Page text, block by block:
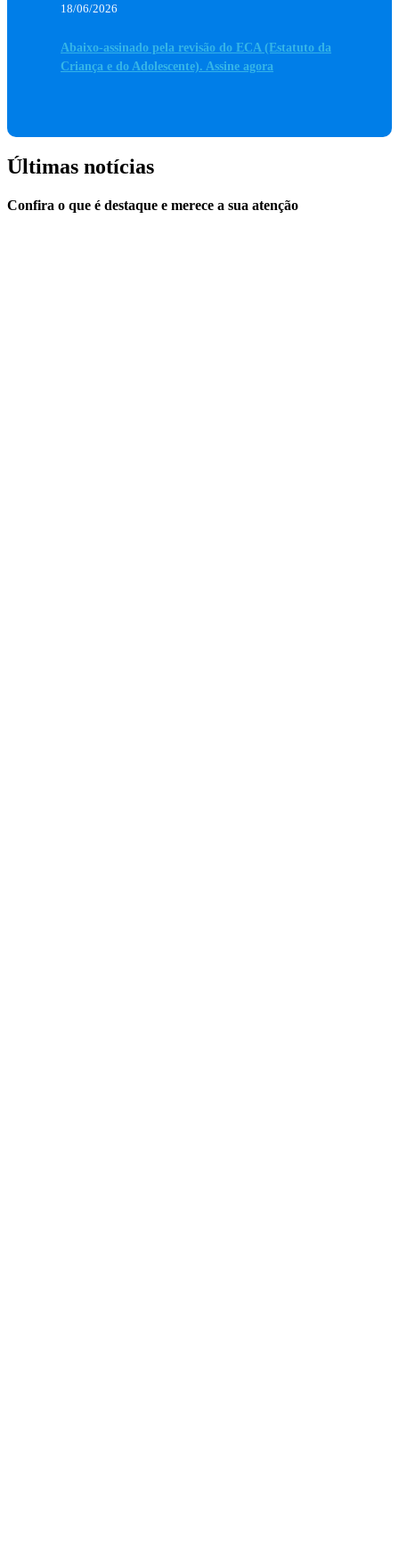
18/06/2026
Abaixo-assinado pela revisão do ECA (Estatuto da
Criança e do Adolescente). Assine agora
Últimas notícias
Confira o que é destaque e merece a sua atenção